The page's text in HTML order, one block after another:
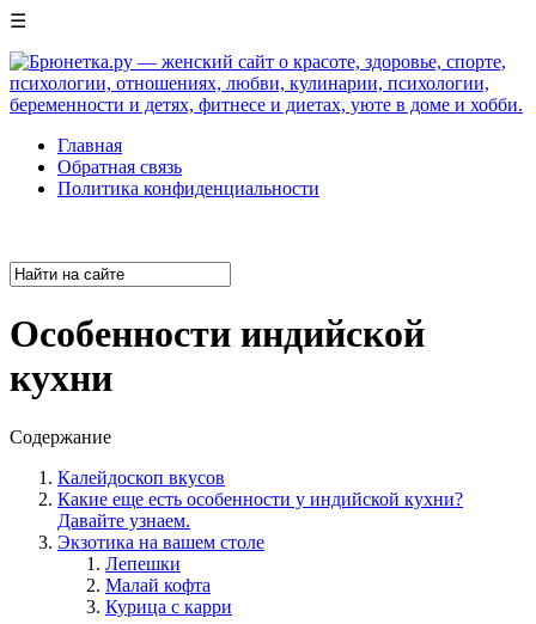
☰
Главная
Обратная связь
Политика конфиденциальности
Особенности индийской
кухни
Содержание
Калейдоскоп вкусов
Какие еще есть особенности у индийской кухни?
Давайте узнаем.
Экзотика на вашем столе
Лепешки
Малай кофта
Курица с карри